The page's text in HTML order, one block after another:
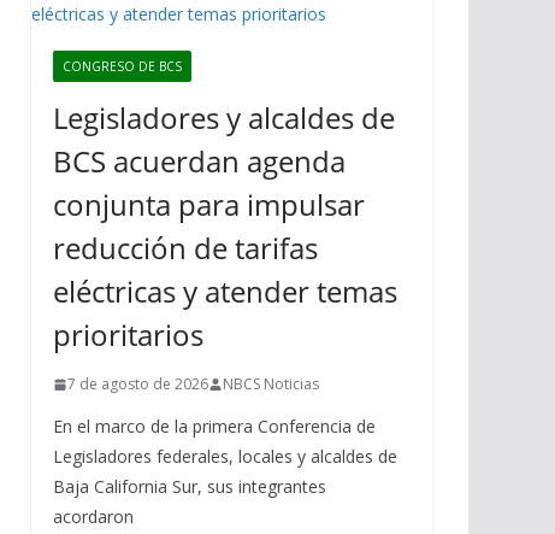
CONGRESO DE BCS
Legisladores y alcaldes de
BCS acuerdan agenda
conjunta para impulsar
reducción de tarifas
eléctricas y atender temas
prioritarios
7 de agosto de 2026 NBCS Noticias
En el marco de la primera Conferencia de
Legisladores federales, locales y alcaldes de
Baja California Sur, sus integrantes
acordaron